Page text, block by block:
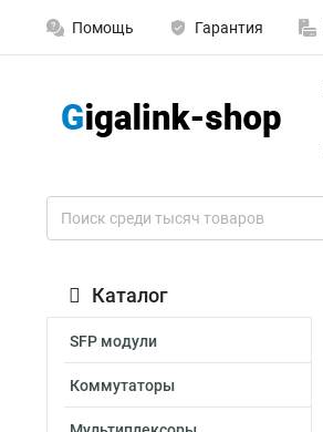
Помощь Гарантия
Каталог
SFP модули
Коммутаторы